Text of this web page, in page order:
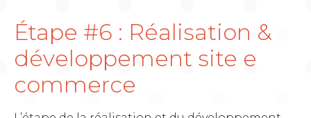
Étape #6 : Réalisation &
développement site e
commerce